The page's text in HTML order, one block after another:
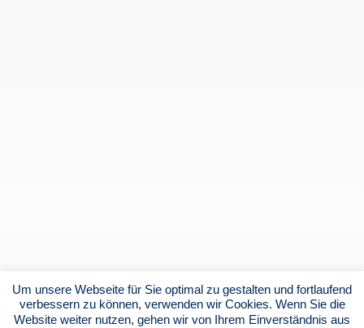
Um unsere Webseite für Sie optimal zu gestalten und fortlaufend
verbessern zu können, verwenden wir Cookies. Wenn Sie die
Website weiter nutzen, gehen wir von Ihrem Einverständnis aus